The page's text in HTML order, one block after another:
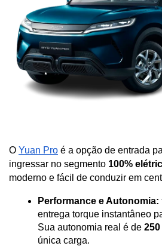
O Yuan Pro é a opção de entrada
ingressar no segmento 100%
moderno e fácil de conduzir em
Performance e Autonomia:
entrega torque instantâneo
Sua autonomia real é de
única carga.